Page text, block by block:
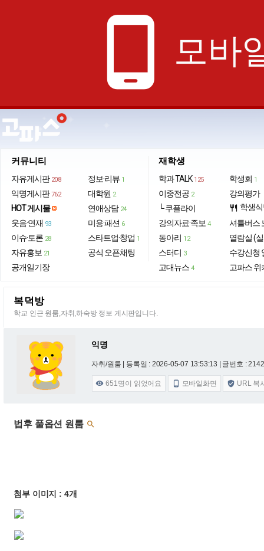
phone_android 모바
커뮤니티
자유게시판 208
익명게시판 762
HOT 게시물
웃음·연재 93
이슈·토론 28
자유홍보 21
공개일기장
정보·리뷰 1
대학원 2
연애상담 24
미용·패션 6
스타트업·창업 1
공식 오픈채팅
재학생
학과 TALK 125
이중전공 2
└ 쿠플라이
강의자료·족보 4
동아리 12
스터디 3
고대뉴스 4
학생회 1
강의평가
restaurant 학생
셔틀버스
열람실 (
수강신청
고파스 위
복덕방
학교 인근 원룸,자취,하숙방 정보 게시판입니다.
익명
자취/원룸 | 등록일 : 2026-05-07 13:53:13 | 글번호 :
 651명이 읽었어요  모바일화면  URL 복
법후 풀옵션 원룸 
첨부 이미지 : 4개